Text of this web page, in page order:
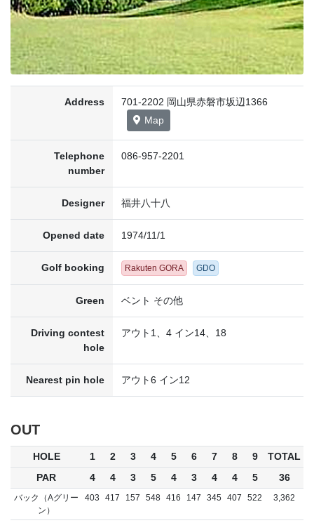
Address
701-2202 岡山県赤磐市坂辺1366
Map
Telephone
number
086-957-2201
Designer 福井八十八
Opened date 1974/11/1
Golf booking Rakuten GORA GDO
Green ベント その他
Driving contest
hole
アウト1、4 イン14、18
Nearest pin hole アウト6 イン12
OUT
HOLE 1 2 3 4 5 6 7 8 9
TOTAL
PAR
4 4 3 5 4 3 4 4 5 36
バック（Aグリー
ン）
403 417 157 548 416 147 345 407 522 3,362